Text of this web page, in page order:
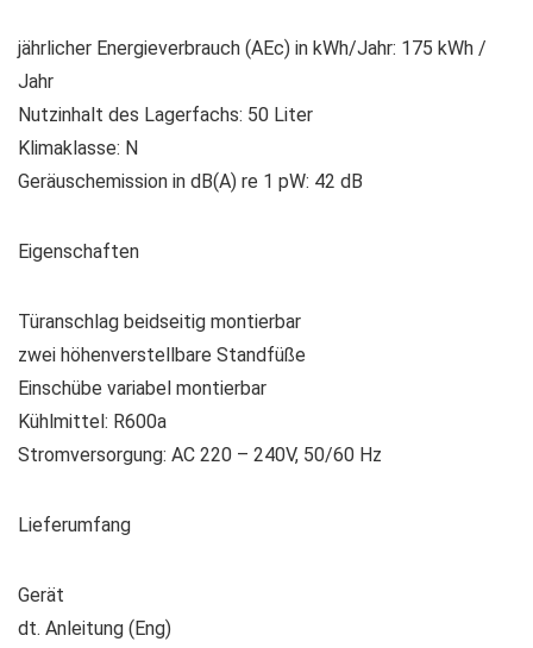
jährlicher Energieverbrauch (AEc) in kWh/Jahr: 175 kWh /
Jahr
Nutzinhalt des Lagerfachs: 50 Liter
Klimaklasse: N
Geräuschemission in dB(A) re 1 pW: 42 dB
Eigenschaften
Türanschlag beidseitig montierbar
zwei höhenverstellbare Standfüße
Einschübe variabel montierbar
Kühlmittel: R600a
Stromversorgung: AC 220 – 240V, 50/60 Hz
Lieferumfang
Gerät
dt. Anleitung (Eng)